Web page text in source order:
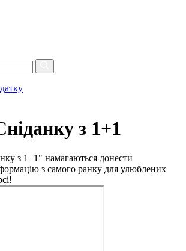
з 1+1
з 1+1" намагаються донести
з самого ранку для улюблених